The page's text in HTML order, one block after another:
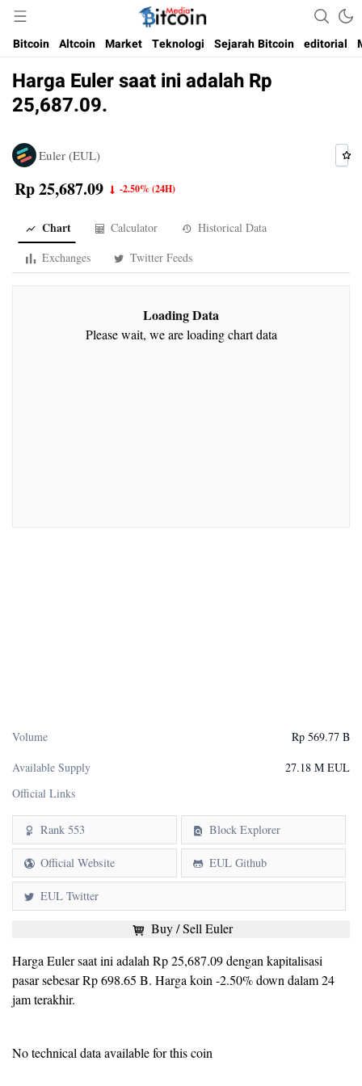
Bitcoin Media Indonesia
Media Bitcoin dan Cryptocurrency, dan Blockchain di Indonesia
Bitcoin Altcoin Market Teknologi Sejarah Bitcoin editorial
Harga Euler saat ini adalah Rp
25,687.09.
Euler (EUL)
Rp 25,687.09 -2.50%(24H)
Volume
Rp 569.77 B
Available Supply
27.18 M EUL
Official Links
Rank 553 Block Explorer
Official Website EUL Github
EUL Twitter
Buy / Sell Euler
Harga Euler saat ini adalah Rp 25,687.09 dengan kapitalisasi
pasar sebesar Rp 698.65 B. Harga koin -2.50% down dalam 24
jam terakhir.
Chart Calculator
Historical Data
Exchanges
Twitter Feeds
Loading Data
Please wait, we are loading chart data
No technical data available for this coin